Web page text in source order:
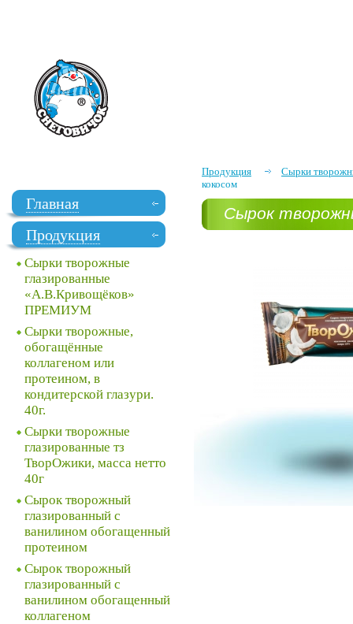
Продукция
Сырки
кокосом
Сырок
Главная
Продукция
Сырки творожные
глазированные
«А.В.Кривощёков»
ПРЕМИУМ
Сырки творожные,
обогащённые
коллагеном или
протеином, в
кондитерской глазури.
40г.
Сырки творожные
глазированные тз
ТворОжики, масса нетто
40г
Сырок творожный
глазированный с
ванилином обогащенный
протеином
Сырок творожный
глазированный с
ванилином обогащенный
коллагеном